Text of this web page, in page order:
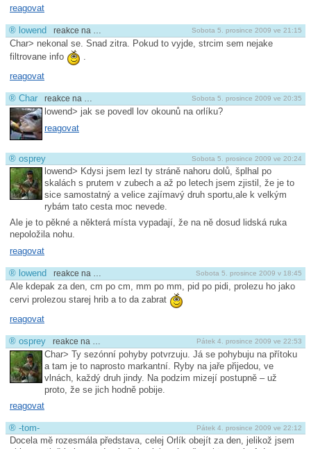
reagovat
Sobota 5. prosince 2009 ve 21:15
® lowend reakce na …
Char> nekonal se. Snad zitra. Pokud to vyjde, strcim sem nejake
filtrovane info
.
reagovat
Sobota 5. prosince 2009 ve 20:35
® Char reakce na …
lowend> jak se povedl lov okounů na orlíku?
reagovat
Sobota 5. prosince 2009 ve 20:24
® osprey
lowend> Kdysi jsem lezl ty stráně nahoru dolů, šplhal po
skalách s prutem v zubech a až po letech jsem zjistil, že je to
sice samostatný a velice zajímavý druh sportu,ale k velkým
rybám tato cesta moc nevede.
Ale je to pěkné a některá místa vypadají, že na ně dosud lidská ruka
nepoložila nohu.
reagovat
Sobota 5. prosince 2009 v 18:45
® lowend reakce na …
Ale kdepak za den, cm po cm, mm po mm, pid po pidi, prolezu ho jako
cervi prolezou starej hrib a to da zabrat
reagovat
Pátek 4. prosince 2009 ve 22:53
® osprey reakce na …
Char> Ty sezónní pohyby potvrzuju. Já se pohybuju na přítoku
a tam je to naprosto markantní. Ryby na jaře přijedou, ve
vlnách, každý druh jindy. Na podzim mizejí postupně – už
proto, že se jich hodně pobije.
reagovat
Pátek 4. prosince 2009 ve 22:12
® -tom-
Docela mě rozesmála představa, celej Orlík obejít za den, jelikož jsem